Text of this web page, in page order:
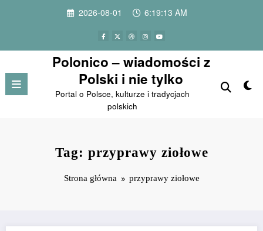
2026-08-01 6:19:13 AM
Polonico – wiadomości z
Polski i nie tylko
Portal o Polsce, kulturze i tradycjach
polskich
Tag: przyprawy ziołowe
Strona główna przyprawy ziołowe